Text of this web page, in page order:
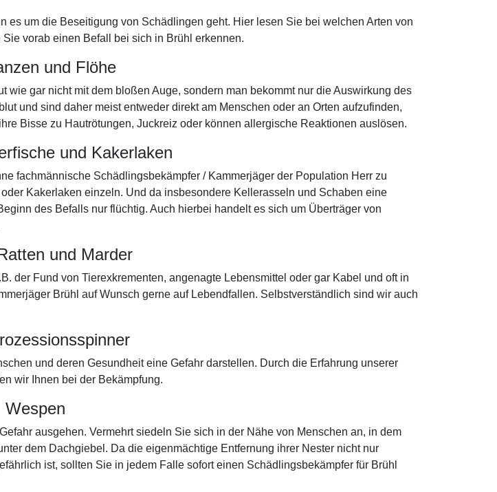
um die Beseitigung von Schädlingen geht. Hier lesen Sie bei welchen Arten von
vorab einen Befall bei sich in Brühl erkennen.
und Flöhe
gar nicht mit dem bloßen Auge, sondern man bekommt nur die Auswirkung des
und sind daher meist entweder direkt am Menschen oder an Orten aufzufinden,
Bisse zu Hautrötungen, Juckreiz oder können allergische Reaktionen auslösen.
und Kakerlaken
fachmännische Schädlingsbekämpfer / Kammerjäger der Population Herr zu
Kakerlaken einzeln. Und da insbesondere Kellerasseln und Schaben eine
des Befalls nur flüchtig. Auch hierbei handelt es sich um Überträger von
und Marder
der Fund von Tierexkrementen, angenagte Lebensmittel oder gar Kabel und oft in
Brühl auf Wunsch gerne auf Lebendfallen. Selbstverständlich sind wir auch
und deren Gesundheit eine Gefahr darstellen. Durch die Erfahrung unserer
wir Ihnen bei der Bekämpfung.
Wespen
ausgehen. Vermehrt siedeln Sie sich in der Nähe von Menschen an, in dem
dem Dachgiebel. Da die eigenmächtige Entfernung ihrer Nester nicht nur
ist, sollten Sie in jedem Falle sofort einen Schädlingsbekämpfer für Brühl